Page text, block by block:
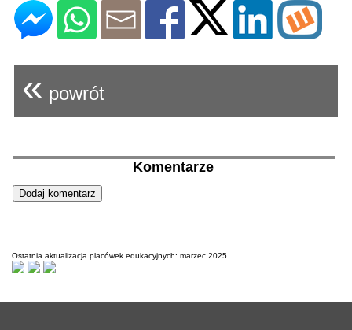
« powrót
Komentarze
Ostatnia aktualizacja placówek edukacyjnych: marzec 2025